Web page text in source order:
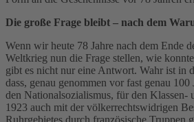
Die große Frage bleibt – nach dem
Wenn wir heute 78 Jahre nach dem Ende
Weltkrieg nun die Frage stellen, wie
gibt es nicht nur eine Antwort. Wahr ist in
dass, genau genommen vor fast genau
den Nationalsozialismus, für den Klassen-
1923 auch mit der völkerrechtswidrigen
Ruhrgebietes durch französische Truppen